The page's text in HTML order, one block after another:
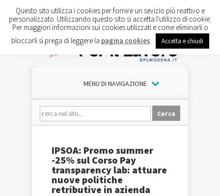
MENU DI NAVIGAZIONE
IPSOA: Promo summer
-25% sul Corso Pay
transparency lab: attuare
nuove politiche
retributive in azienda
Questo sito utilizza i cookies per fornire un sevizio più reattivo e
personalizzato. Utilizzando questo sito si accetta l'utilizzo di cookie.
Per maggiori informazioni sui cookies utilizzati e come eliminarli o
bloccarli si prega di leggere la pagina cookies Accetta e chiudi